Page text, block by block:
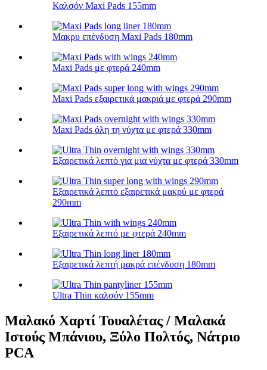
Καλσόν Maxi Pads 155mm
Μακρυ επένδυση Maxi Pads 180mm
Maxi Pads με φτερά 240mm
Maxi Pads εξαιρετικά μακριά με φτερά 290mm
Maxi Pads όλη τη νύχτα με φτερά 330mm
Εξαιρετικά λεπτό για μια νύχτα με φτερά 330mm
Εξαιρετικά λεπτό εξαιρετικά μακρύ με φτερά
290mm
Εξαιρετικά λεπτό με φτερά 240mm
Εξαιρετικά λεπτή μακρά επένδυση 180mm
Ultra Thin καλσόν 155mm
Μαλακό Χαρτί Τουαλέτας / Μαλακά
Ιστούς Μπάνιου, Ξύλο Πολτός, Νάτριο
PCA